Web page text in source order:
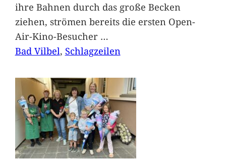
ihre Bahnen durch das große Becken
ziehen, strömen bereits die ersten Open-
Air-Kino-Besucher …
Bad Vilbel, Schlagzeilen